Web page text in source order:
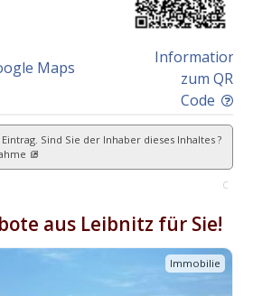
Maps
Information
zum QR
Code
Sind Sie der Inhaber dieses Inhaltes ?
C
aus Leibnitz für Sie!
Immobilie